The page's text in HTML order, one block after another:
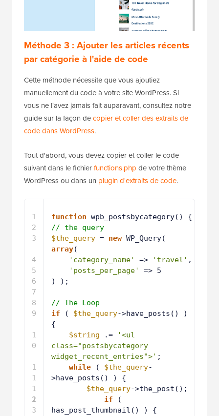
Méthode 3 : Ajouter les articles récents
par catégorie à l'aide de code
Cette méthode nécessite que vous ajoutiez
manuellement du code à votre site WordPress. Si
vous ne l'avez jamais fait auparavant, consultez notre
guide sur la façon decopier et coller des extraits de
code dans WordPress.
Tout d'abord, vous devez copier et coller le code
suivant dans le fichierfunctions.php de votre thème
WordPress ou dans un plugin d'extraits de code.
1
2
3
4
5
6
7
8
9
1
0
1
1
1
2
1
3
function wpb_postsbycategory() {
// the query
$the_query = new
array(
'category_name'
=> 'travel'
'posts_per_page'
=> 5
) );
// The Loop
if
( $the_query->have_posts() )
{
$string
.=
'<ul
class="postsbycategory
widget_recent_entries">' ;
while
( $the_query-
>have_posts() ) {
$the_query->the_post();
if
(
has_post_thumbnail() ) {